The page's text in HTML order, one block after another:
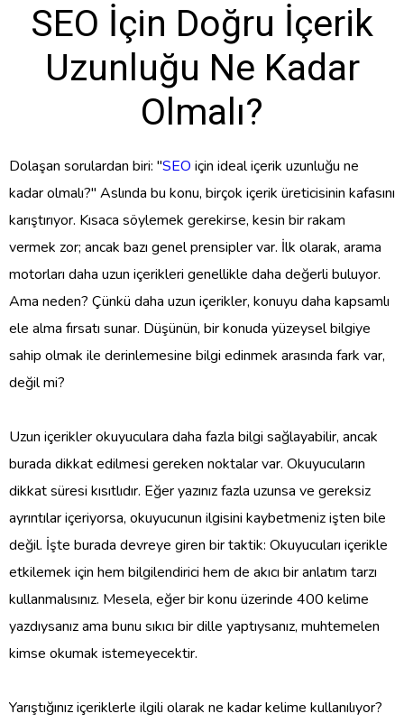
SEO İçin Doğru İçerik
Uzunluğu Ne Kadar
Olmalı?
Dolaşan sorulardan biri: "SEO için ideal içerik uzunluğu ne
kadar olmalı?" Aslında bu konu, birçok içerik üreticisinin kafasını
karıştırıyor. Kısaca söylemek gerekirse, kesin bir rakam
vermek zor; ancak bazı genel prensipler var. İlk olarak, arama
motorları daha uzun içerikleri genellikle daha değerli buluyor.
Ama neden? Çünkü daha uzun içerikler, konuyu daha kapsamlı
ele alma fırsatı sunar. Düşünün, bir konuda yüzeysel bilgiye
sahip olmak ile derinlemesine bilgi edinmek arasında fark var,
değil mi?
Uzun içerikler okuyuculara daha fazla bilgi sağlayabilir, ancak
burada dikkat edilmesi gereken noktalar var. Okuyucuların
dikkat süresi kısıtlıdır. Eğer yazınız fazla uzunsa ve gereksiz
ayrıntılar içeriyorsa, okuyucunun ilgisini kaybetmeniz işten bile
değil. İşte burada devreye giren bir taktik: Okuyucuları içerikle
etkilemek için hem bilgilendirici hem de akıcı bir anlatım tarzı
kullanmalısınız. Mesela, eğer bir konu üzerinde 400 kelime
yazdıysanız ama bunu sıkıcı bir dille yaptıysanız, muhtemelen
kimse okumak istemeyecektir.
Yarıştığınız içeriklerle ilgili olarak ne kadar kelime kullanılıyor?